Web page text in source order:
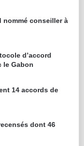
nommé conseiller à
d’accord
le Gabon
14 accords de
dont 46